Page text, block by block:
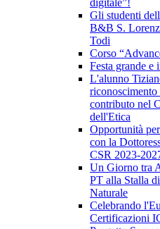
digitale”!
Gli studenti
B&B S.
Todi
Corso
Festa grande e
L'alunno
contributo nel
dell'Etica
Opportunità
con la
CSR 2023-
Un Giorno tra
PT alla Stalla
Naturale
Celebrando
Certificazioni